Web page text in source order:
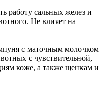
работу сальных желез и
Не влияет на
с маточным молочком
с чувствительной,
коже, а также щенкам и